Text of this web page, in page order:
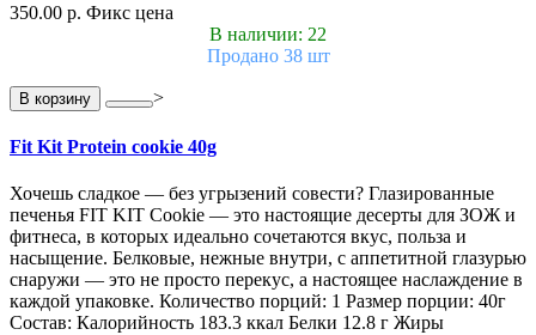
350.00 р. Фикс цена
В наличии: 22
Продано 38 шт
В корзину >
Fit Kit Protein cookie 40g
Хочешь сладкое — без угрызений совести? Глазированные
печенья FIT KIT Cookie — это настоящие десерты для ЗОЖ и
фитнеса, в которых идеально сочетаются вкус, польза и
насыщение. Белковые, нежные внутри, с аппетитной глазурью
снаружи — это не просто перекус, а настоящее наслаждение в
каждой упаковке. Количество порций: 1 Размер порции: 40г
Состав: Калорийность 183.3 ккал Белки 12.8 г Жиры